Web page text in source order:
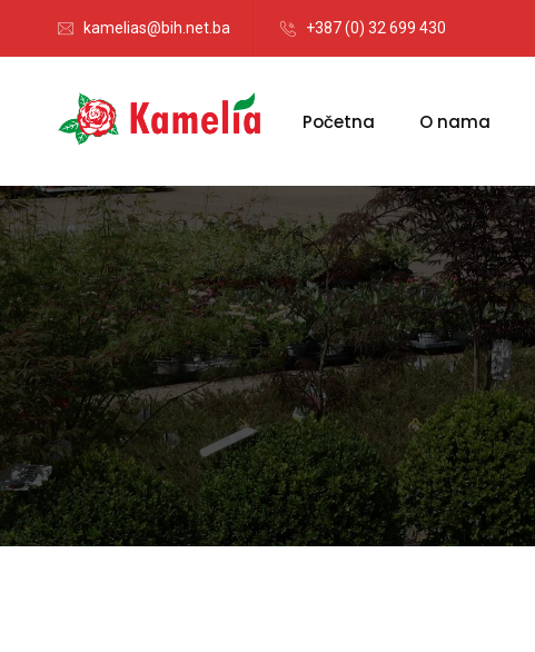
kamelias@bih.net.ba +387 (0) 32 699 430
Početna O nama